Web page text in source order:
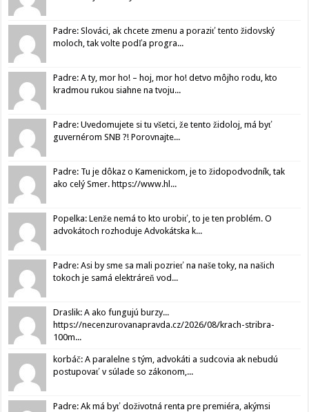
Padre: Slováci, ak chcete zmenu a poraziť tento židovský
moloch, tak volte podľa progra...
Padre: A ty, mor ho! – hoj, mor ho! detvo môjho rodu, kto
kradmou rukou siahne na tvoju...
Padre: Uvedomujete si tu všetci, že tento židoloj, má byť
guvernérom SNB ?! Porovnajte...
Padre: Tu je dôkaz o Kamenickom, je to židopodvodník, tak
ako celý Smer. https://www.hl...
Popelka: Lenže nemá to kto urobiť, to je ten problém. O
advokátoch rozhoduje Advokátska k...
Padre: Asi by sme sa mali pozrieť na naše toky, na našich
tokoch je samá elektráreň vod...
Draslik: A ako fungujú burzy...
https://necenzurovanapravda.cz/2026/08/krach-stribra-
100m...
korbáč: A paralelne s tým, advokáti a sudcovia ak nebudú
postupovať v súlade so zákonom,...
Padre: Ak má byť doživotná renta pre premiéra, akýmsi